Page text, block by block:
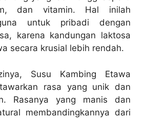
dan vitamin. Hal inilah
untuk pribadi dengan
karena kandungan laktosa
secara krusial lebih rendah.
Susu Kambing Etawa
rasa yang unik dan
Rasanya yang manis dan
membandingkannya dari